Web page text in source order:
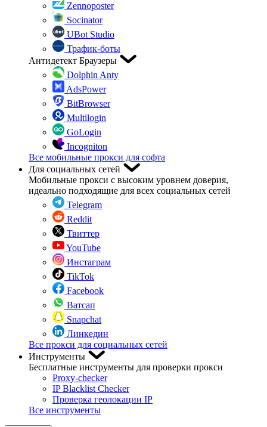
Zennoposter
Socinator
UBot Studio
Трафик-боты
Антидетект Браузеры
Dolphin Anty
AdsPower
BitBrowser
Multilogin
GoLogin
Incogniton
Все мобильные прокси для софта
Для социальных сетей
Мобильные прокси с высоким уровнем доверия,
идеально подходящие для всех социальных сетей
Telegram
Reddit
Твиттер
YouTube
Инстаграм
TikTok
Facebook
Ватсап
Snapchat
Линкедин
Все прокси для социальных сетей
Инструменты
Бесплатные инструменты для проверки прокси
Proxy-checker
IP Blacklist Checker
Проверка геолокации IP
Все инструменты